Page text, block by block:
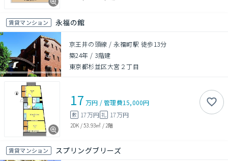
賃貸マンション 永福の館
京王井の頭線 / 永福町駅 徒歩13分
築24年 / 3階建
東京都杉並区大宮２丁目
17 万円 /管理費15,000円
敷 17万円 礼 17万円
2DK /53.93㎡ / 2階
賃貸マンション スプリングブリーズ